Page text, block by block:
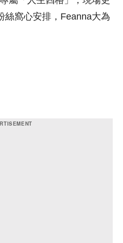
絲窩心安排，Feanna大為